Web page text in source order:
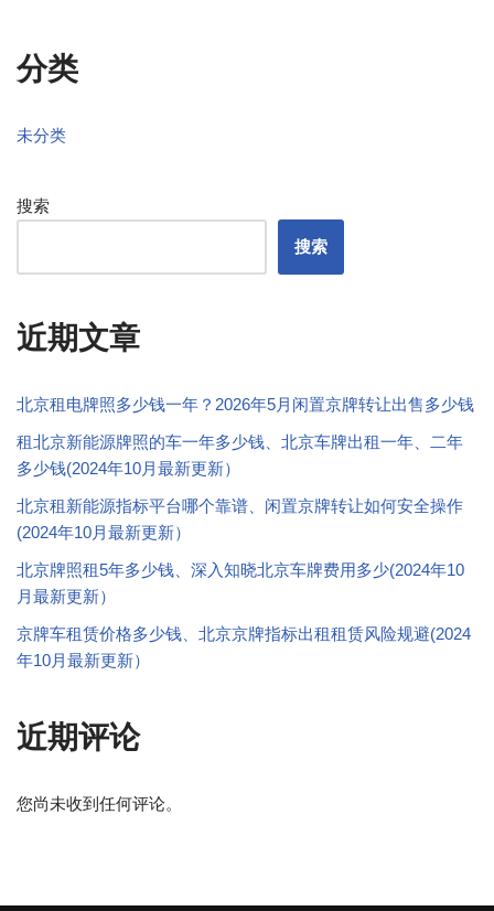
分类
未分类
搜索
搜索
近期文章
北京租电牌照多少钱一年？2026年5月闲置京牌转让出售多少钱
租北京新能源牌照的车一年多少钱、北京车牌出租一年、二年
多少钱(2024年10月最新更新）
北京租新能源指标平台哪个靠谱、闲置京牌转让如何安全操作
(2024年10月最新更新）
北京牌照租5年多少钱、深入知晓北京车牌费用多少(2024年10
月最新更新）
京牌车租赁价格多少钱、北京京牌指标出租租赁风险规避(2024
年10月最新更新）
近期评论
您尚未收到任何评论。